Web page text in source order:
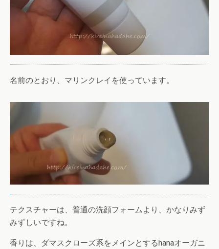
名前のとおり、マリンクレイを使っています。
テクスチャーは、普通の洗顔フォームより、かなりみず
みずしいですね。
香りは、ダマスクローズ系をメインとするhanaオーガニ